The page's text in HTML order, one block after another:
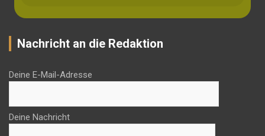
Nachricht an die Redaktion
Deine E-Mail-Adresse
Deine Nachricht